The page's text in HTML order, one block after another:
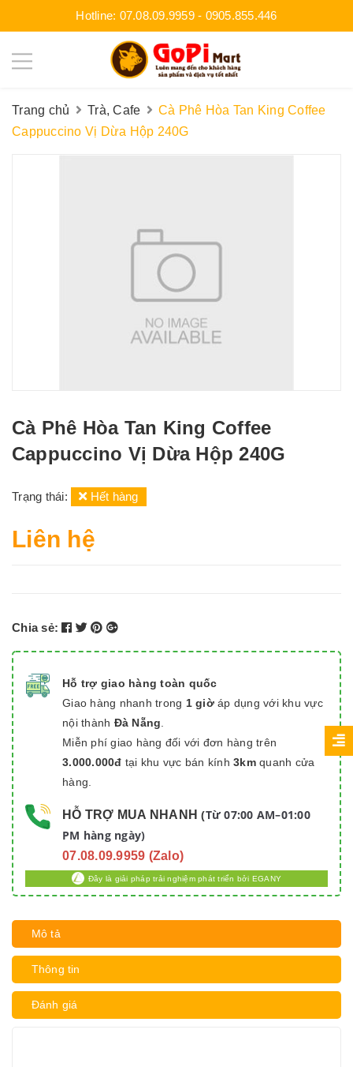
Hotline: 07.08.09.9959- 0905.855.446
Trang chủ Trà, Cafe
Cà Phê Hòa Tan King Coffee
Cappuccino Vị Dừa Hộp 240G
Cà Phê Hòa Tan King Coffee
Cappuccino Vị Dừa Hộp 240G
Trạng thái: Hết hàng
Liên hệ
Chia sẻ:
Hỗ trợ giao hàng toàn quốc
Giao hàng nhanh trong 1 giờáp dụng với khu vực
nội thành Đà Nẵng
Miễn phí giao hàng đối với đơn hàng trên
3.000.000đ tại khu vực bán kính 3kmquanh cửa
hàng.
HỖ TRỢ MUA NHANH (Từ 07:00 AM–01:00
PM hàng ngày)
07.08.09.9959 (Zalo)
Đây là giải pháp trải nghiệm phát triển bởi EGANY
Mô tả
Thông tin
Đánh giá